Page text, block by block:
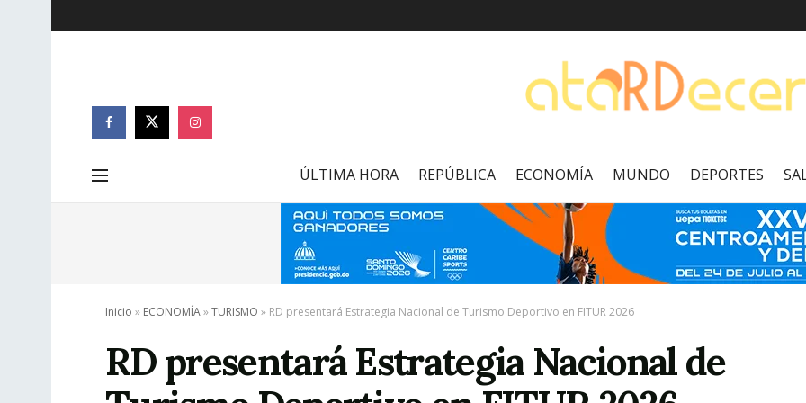
ÚLTIMA HORA REPÚBLICA ECONOMÍA MUNDO DEPORTES
Inicio » ECONOMÍA»TURISMO » RD presentará Estrategia Nacional de Turismo Deportivo en FITUR 2026
RD presentará Estrategia Nacional de